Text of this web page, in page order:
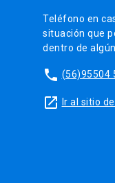
Teléfono en
situación que
dentro de
phone (56)95504
launch Ir al sitio